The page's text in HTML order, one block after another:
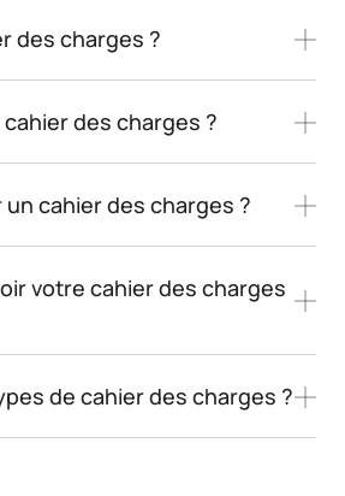
des charges ?
des charges ?
cahier des charges ?
votre cahier des charges
de cahier des charges ?